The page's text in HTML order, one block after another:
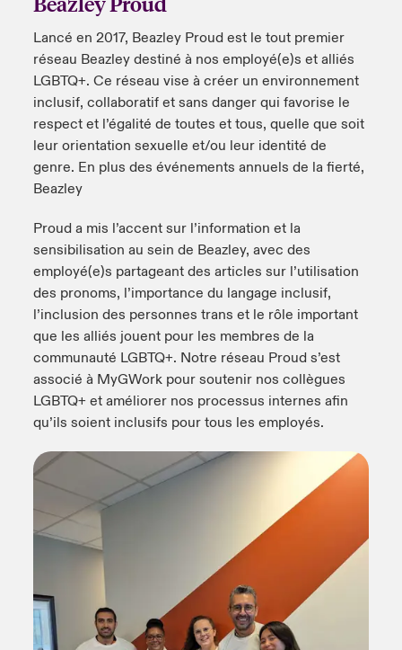
Nous contacter
Connexion
Indemnisation
Investor Relations
sur les risques environnementaux et climatiques 2025
Cyber
nomme Michèle Horner au poste de Country Manage
Cybers qui auraient pu être évités
France
(French)
America
(French)
America
(French)
America
(French)
America
(French)
America
(French)
America
(French)
America
(French)
America
(French)
America
(French)
America
(French)
America
Lancé en 2017, Beazley Proud est le tout premier
réseau Beazley destiné à nos employé(e)s et alliés
LGBTQ+. Ce réseau vise à créer un environnement
inclusif, collaboratif et sans danger qui favorise le
respect et l’égalité de toutes et tous, quelle que soit
leur orientation sexuelle et/ou leur identité de
genre. En plus des événements annuels de la fierté,
Beazley
Proud a mis l’accent sur l’information et la
sensibilisation au sein de Beazley, avec des
employé(e)s partageant des articles sur l’utilisation
des pronoms, l’importance du langage inclusif,
l’inclusion des personnes trans et le rôle important
que les alliés jouent pour les membres de la
communauté LGBTQ+. Notre réseau Proud s’est
associé à MyGWork pour soutenir nos collègues
LGBTQ+ et améliorer nos processus internes afin
qu’ils soient inclusifs pour tous les employés.